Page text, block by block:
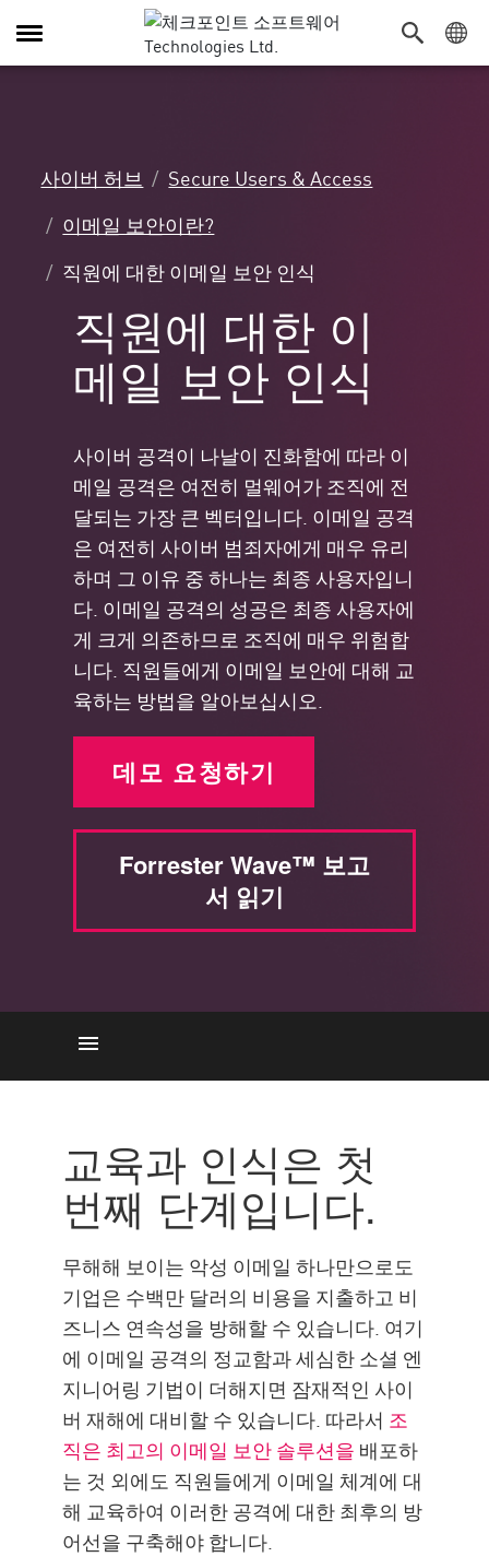
탐
색
사이버 허브
Secure Users & Access
이메일 보안이란?
직원에 대한 이메일 보안 인식
직원에 대한 이
메일 보안 인식
사이버 공격이 나날이 진화함에 따라 이
메일 공격은 여전히 멀웨어가 조직에 전
달되는 가장 큰 벡터입니다. 이메일 공격
은 여전히 사이버 범죄자에게 매우 유리
하며 그 이유 중 하나는 최종 사용자입니
다. 이메일 공격의 성공은 최종 사용자에
게 크게 의존하므로 조직에 매우 위험합
니다. 직원들에게 이메일 보안에 대해 교
육하는 방법을 알아보십시오.
데모 요청하기
Forrester Wave™ 보고
서 읽기
피싱 공격
악성 이메일
Check Point Solution
교육과 인식은 첫
번째 단계입니다.
무해해 보이는 악성 이메일 하나만으로도
기업은 수백만 달러의 비용을 지출하고 비
즈니스 연속성을 방해할 수 있습니다. 여기
에 이메일 공격의 정교함과 세심한 소셜 엔
지니어링 기법이 더해지면 잠재적인 사이
버 재해에 대비할 수 있습니다. 따라서 조
직은 최고의 이메일 보안 솔루션을 배포하
는 것 외에도 직원들에게 이메일 체계에 대
해 교육하여 이러한 공격에 대한 최후의 방
어선을 구축해야 합니다.